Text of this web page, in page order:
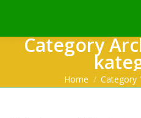
Category
You are here:
Home Category